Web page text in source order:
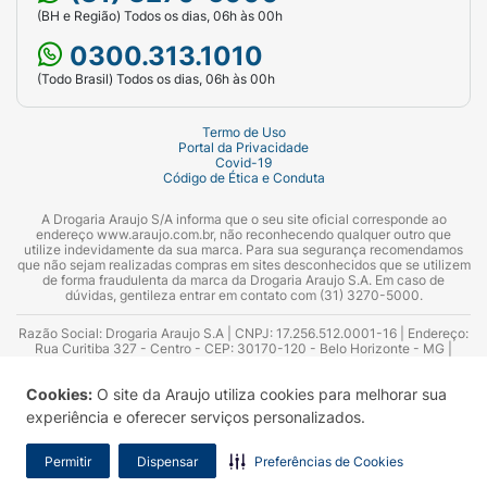
Cookies: O site da Araujo utiliza cookies para melhorar sua
experiência e oferecer serviços personalizados.
Permitir Dispensar Preferências de Cookies
iodeto de potássio, fitonadiona, selenito de
sódio, D-biotina, cianocobalamina,
emulsificante lecitina e regulador de acidez
Modo de preparo:
Siga cuidadosamente as instruções para
prescrição de médico ou nutricionista. Evite
contaminação durante a abertura, manuseio e
uso. O não cumprimento das instruções pode
representar risco à saúde do bebê.
Recomenda-se que todos os preparos sejam
1. Lave bem as mãos, o copo de transição e
2. Ferva o copo de transição durante 5
(BH e Região) Todos os dias, 06h às 00h
0300.313.1010
(Todo Brasil) Todos os dias, 06h às 00h
Termo de Uso
Portal da Privacidade
Covid-19
Código de Ética e Conduta
A Drogaria Araujo S/A informa que o seu site oficial corresponde ao
endereço www.araujo.com.br, não reconhecendo qualquer outro que
utilize indevidamente da sua marca. Para sua segurança recomendamos
que não sejam realizadas compras em sites desconhecidos que se utilizem
de forma fraudulenta da marca da Drogaria Araujo S.A. Em caso de
dúvidas, gentileza entrar em contato com (31) 3270-5000.
Razão Social: Drogaria Araujo S.A | CNPJ: 17.256.512.0001-16 | Endereço:
Rua Curitiba 327 - Centro - CEP: 30170-120 - Belo Horizonte - MG |
Azevedo Guimarães – CRF 10.965 | Yasmin Silva Alvarenga – CRF 52.584 -
Consultor substituto: Thiago Aguiar Pinheiro - CRF Nº 13.748. Alvará
Sanitário: 2025020713 | Autorização de Funcionamento da Empresa (AFE):